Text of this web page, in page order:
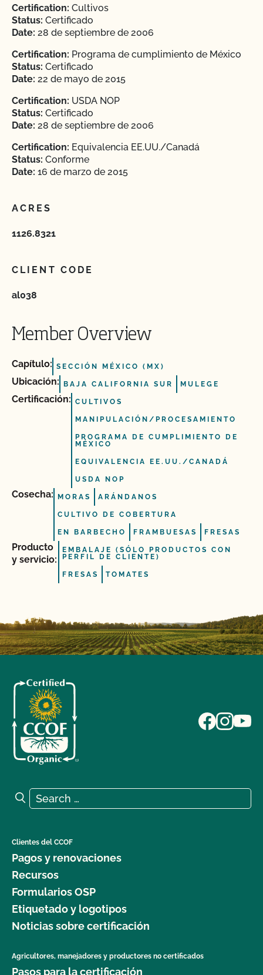
Certification: Cultivos
Status: Certificado
Date: 28 de septiembre de 2006
Certification: Programa de cumplimiento de México
Status: Certificado
Date: 22 de mayo de 2015
Certification: USDA NOP
Status: Certificado
Date: 28 de septiembre de 2006
Certification: Equivalencia EE.UU./Canadá
Status: Conforme
Date: 16 de marzo de 2015
ACRES
1126.8321
CLIENT CODE
al038
Member Overview
Capítulo: SECCIÓN MÉXICO (MX)
Ubicación: BAJA CALIFORNIA SUR MULEGE
Certificación: CULTIVOS
MANIPULACIÓN/PROCESAMIENTO
PROGRAMA DE CUMPLIMIENTO DE
MÉXICO
EQUIVALENCIA EE.UU./CANADÁ
USDA NOP
Cosecha: MORAS ARÁNDANOS
CULTIVO DE COBERTURA
EN BARBECHO FRAMBUESAS FRESAS
Producto
y servicio:
EMBALAJE (SÓLO PRODUCTOS CON
PERFIL DE CLIENTE)
FRESAS TOMATES
Search for:
Search
Clientes del CCOF
Pagos y renovaciones
Recursos
Formularios OSP
Etiquetado y logotipos
Noticias sobre certificación
Agricultores, manejadores y productores no certificados
Pasos para la certificación